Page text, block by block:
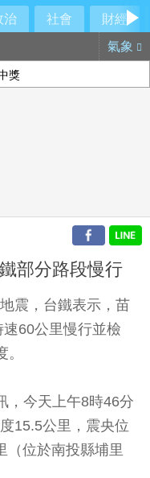
治 社會
財經
氣象
獎
部分路段慢行
震，台鐵表示，苗
60公里慢行並檢
，今天上午8時46分
15.5公里，震央位
（位於南投縣埔里